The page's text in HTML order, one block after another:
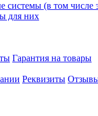
системы (в том числе
для них
Гарантия на товары
Реквизиты